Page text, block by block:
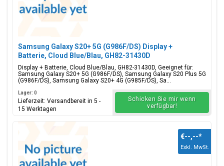
Samsung Galaxy S20+ 5G (G986F/DS) Display +
Batterie, Cloud Blue/Blau, GH82-31430D
Display + Batterie, Cloud Blue/Blau, GH82-31430D, Geeignet für:
Samsung Galaxy S20+ 5G (G986F/DS), Samsung Galaxy S20 Plus 5G
(G986F/DS), Samsung Galaxy S20+ 4G (G985F/DS), Sa...
Lager: 0
Lieferzeit: Versandbereit in 5 -
15 Werktagen
Schicken Sie mir wenn
verfügbar!
€--,--*
Exkl. MwSt.